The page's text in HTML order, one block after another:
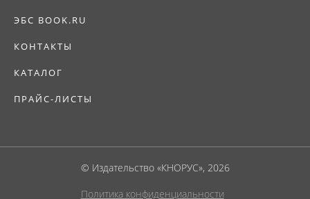
ЭБС BOOK.RU
КОНТАКТЫ
КАТАЛОГ
ПРАЙС-ЛИСТЫ
© Издательство «КНОРУС», 2026
Политика конфиденциальности